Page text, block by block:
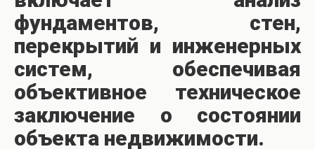
фундаментов, стен,
перекрытий и инженерных
систем, обеспечивая
объективное техническое
заключение о состоянии
объекта недвижимости.